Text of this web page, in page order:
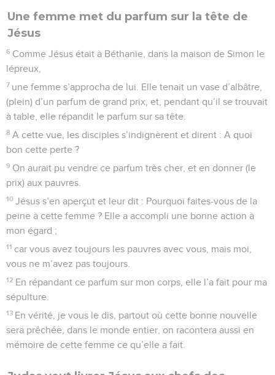
Une femme met du parfum sur la tête de
Jésus
6 Comme Jésus était à Béthanie, dans la maison de Simon le
lépreux,
7 une femme s’approcha de lui. Elle tenait un vase d’albâtre,
(plein) d’un parfum de grand prix, et, pendant qu’il se trouvait
à table, elle répandit le parfum sur sa tête.
8 A cette vue, les disciples s’indignèrent et dirent : A quoi
bon cette perte ?
9 On aurait pu vendre ce parfum très cher, et en donner (le
prix) aux pauvres.
10 Jésus s’en aperçut et leur dit : Pourquoi faites-vous de la
peine à cette femme ? Elle a accompli une bonne action à
mon égard ;
11 car vous avez toujours les pauvres avec vous, mais moi,
vous ne m’avez pas toujours.
12 En répandant ce parfum sur mon corps, elle l’a fait pour ma
sépulture.
13 En vérité, je vous le dis, partout où cette bonne nouvelle
sera prêchée, dans le monde entier, on racontera aussi en
mémoire de cette femme ce qu’elle a fait.